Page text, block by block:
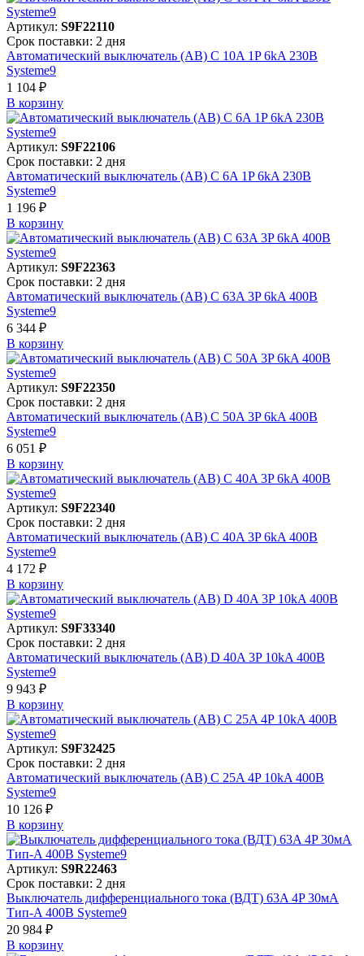
Артикул: S9F22110
Срок поставки: 2 дня
Автоматический выключатель (АВ) C 10A 1P 6kA 230В
Systeme9
1 104 ₽
В корзинy
Артикул: S9F22106
Срок поставки: 2 дня
Автоматический выключатель (АВ) C 6A 1P 6kA 230В
Systeme9
1 196 ₽
В корзинy
Артикул: S9F22363
Срок поставки: 2 дня
Автоматический выключатель (АВ) C 63A 3P 6kA 400В
Systeme9
6 344 ₽
В корзинy
Артикул: S9F22350
Срок поставки: 2 дня
Автоматический выключатель (АВ) C 50A 3P 6kA 400В
Systeme9
6 051 ₽
В корзинy
Артикул: S9F22340
Срок поставки: 2 дня
Автоматический выключатель (АВ) C 40A 3P 6kA 400В
Systeme9
4 172 ₽
В корзинy
Артикул: S9F33340
Срок поставки: 2 дня
Автоматический выключатель (АВ) D 40A 3P 10kA 400В
Systeme9
9 943 ₽
В корзинy
Артикул: S9F32425
Срок поставки: 2 дня
Автоматический выключатель (АВ) C 25A 4P 10kA 400В
Systeme9
10 126 ₽
В корзинy
Артикул: S9R22463
Срок поставки: 2 дня
Выключатель дифференциального тока (ВДТ) 63A 4P 30мА
Тип-A 400В Systeme9
20 984 ₽
В корзинy